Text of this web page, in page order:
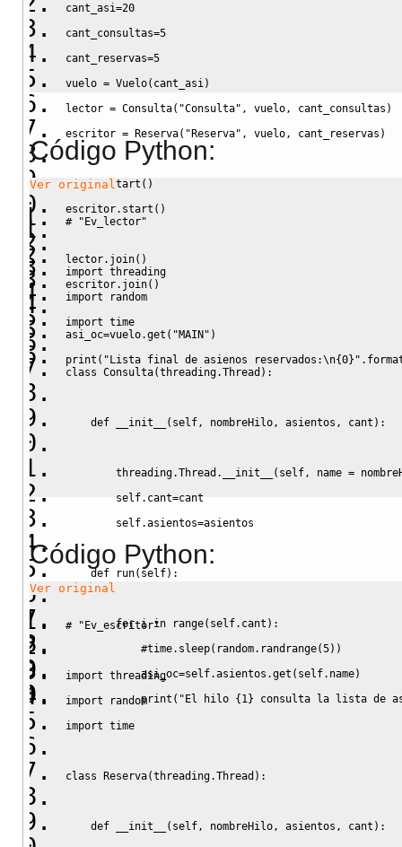
cant_asi=20
cant_consultas=5
cant_reservas=5
vuelo = Vuelo( cant_asi )
lector = Consulta( "Consulta" , vuelo , cant_consultas )
escritor = Reserva( "Reserva" , vuelo , cant_reservas )
lector.start ( )
escritor. start ( )
lector. join( )
escritor. join( )
asi_oc=vuelo.get ( "MAIN" )
print ( "Lista final de asienos reservados:\n{0}" .
Código Python:
Ver original
# "Ev_lector"
import threading
import
random
import time
class Consulta(threading.Thread ) :
def __init__ ( self, nombreHilo, asientos , cant ) :
threading.Thread . __init__ ( self, name =
self. cant=cant
self.asientos=asientos
def run( self) :
for i in range( self. cant ) :
#time.sleep(random.randrange(5))
asi_oc=self.asientos .get ( self. name)
print ( "El hilo {1} consulta la lista de
Código Python:
Ver original
# "Ev_escritor"
import threading
import
random
import time
class Reserva(threading.Thread ) :
def __init__ ( self, nombreHilo, asientos , cant ) :